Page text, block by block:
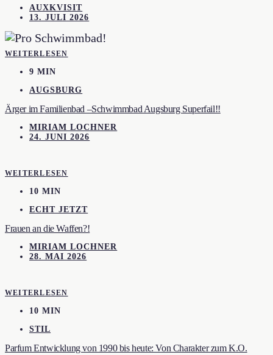
AUXKVISIT
13. JULI 2026
WEITERLESEN
9 MIN
AUGSBURG
Ärger im Familienbad –Schwimmbad Augsburg Superfail!!
MIRIAM LOCHNER
24. JUNI 2026
WEITERLESEN
10 MIN
ECHT JETZT
Frauen an die Waffen?!
MIRIAM LOCHNER
28. MAI 2026
WEITERLESEN
10 MIN
STIL
Parfum Entwicklung von 1990 bis heute: Von Charakter zum K.O.